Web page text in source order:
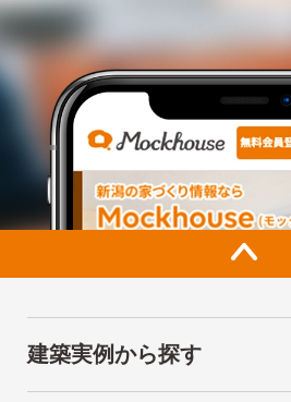
建築実例から探す